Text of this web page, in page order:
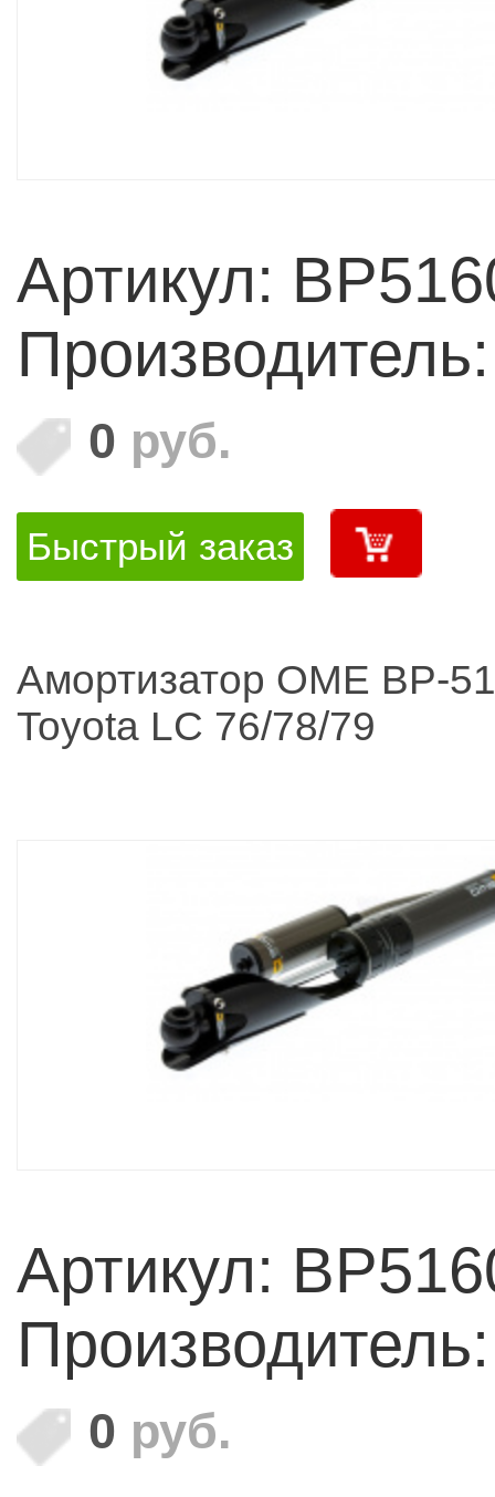
Артикул:
0 руб.
Быстрый заказ
Амортизатор OME BP-
Toyota LC 76/78/79
Артикул:
0 руб.